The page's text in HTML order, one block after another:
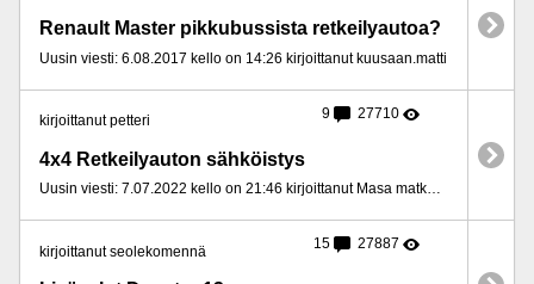
Renault Master pikkubussista retkeilyautoa?
Uusin viesti: 6.08.2017 kello on 14:26 kirjoittanut kuusaan.matti
kirjoittanut petteri 9 27710
4x4 Retkeilyauton sähköistys
Uusin viesti: 7.07.2022 kello on 21:46 kirjoittanut Masa matkailija
kirjoittanut seolekomennä 15 27887